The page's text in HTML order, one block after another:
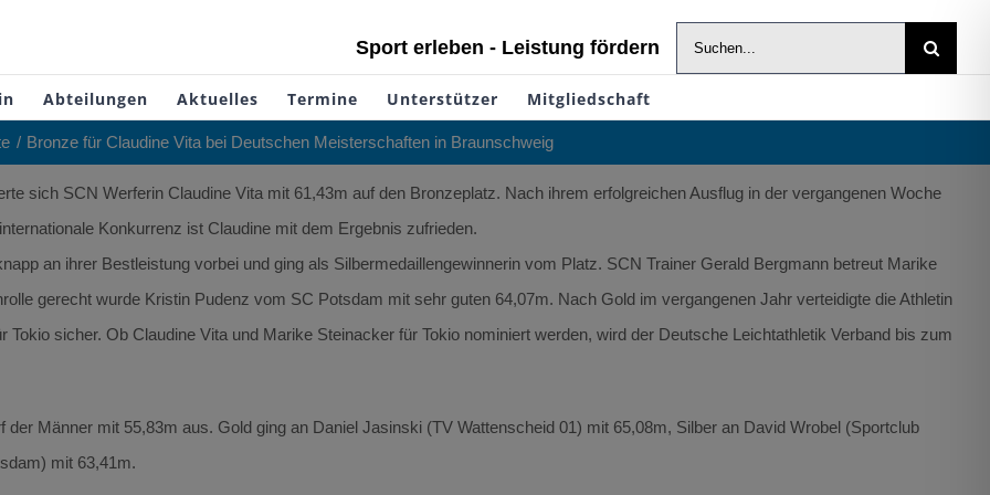
Sport erleben - Leistung fördern
Suche
nach:
Abteilungen Aktuelles Termine Unterstützer Mitgliedschaft
Bronze für Claudine Vita bei Deutschen Meisterschaften in Braunschweig
sich SCN Werferin Claudine Vita mit 61,43m auf den Bronzeplatz. Nach ihrem erfolgreichen Ausflug in der vergangenen Woche
Konkurrenz ist Claudine mit dem Ergebnis zufrieden.
an ihrer Bestleistung vorbei und ging als Silbermedaillengewinnerin vom Platz. SCN Trainer Gerald Bergmann betreut Marike
gerecht wurde Kristin Pudenz vom SC Potsdam mit sehr guten 64,07m. Nach Gold im vergangenen Jahr verteidigte die Athletin
sicher. Ob Claudine Vita und Marike Steinacker für Tokio nominiert werden, wird der Deutsche Leichtathletik Verband bis zum
Männer mit 55,83m aus. Gold ging an Daniel Jasinski (TV Wattenscheid 01) mit 65,08m, Silber an David Wrobel (Sportclub
mit 63,41m.